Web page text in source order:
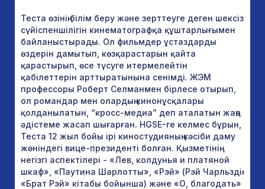
Теста өзінің білім беру және зерттеуге деген шексіз
сүйіспеншілігін кинематографқа құштарлығымен
байланыстырады. Ол фильмдер ұстаздарды
өздерін дамытып, көзқарастарын қайта
қарастырып, өсе түсуге итермелейтін
қабілеттерін арттыратынына сенімді. ЖЭМ
профессоры Роберт Селманмен бірлесе отырып,
ол романдар мен олардың кинонұсқалары
қолданылатын, “кросс-медиа” деп аталатын жаңа
әдістеме жасап шығарған. HGSE-ге келмес бұрын,
Теста 12 жыл бойы ірі киностудияның кәсіби даму
жөніндегі вице-президенті болған. Қызметінің
негізгі аспектілері - «Лев, колдунья и платяной
шкаф», «Паутина Шарлотты», «Рэй» (Рэй Чарльздің
«Брат Рэй» кітабы бойынша) және «О, благодать»